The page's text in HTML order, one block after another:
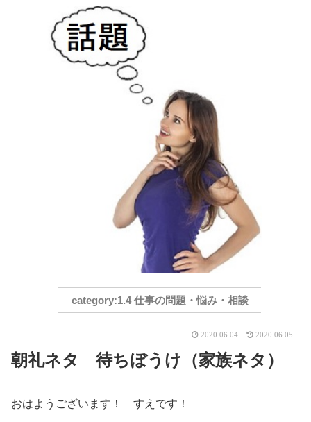
1.4 仕事の問題・悩み・相談
2020.06.04 2020.06.05
朝礼ネタ 待ちぼうけ（家族ネタ）
おはようございます！ すえです！